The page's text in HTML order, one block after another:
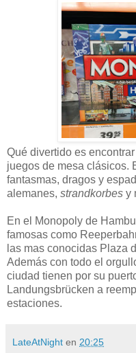
Qué divertido es
juegos de mesa clásicos.
fantasmas, dragos y
alemanes, strandkorbes y
En el Monopoly de
famosas como
las mas conocidas Plaza
Además con todo el
ciudad tienen por su
Landungsbrücken a
estaciones.
LateAtNight en 20:25